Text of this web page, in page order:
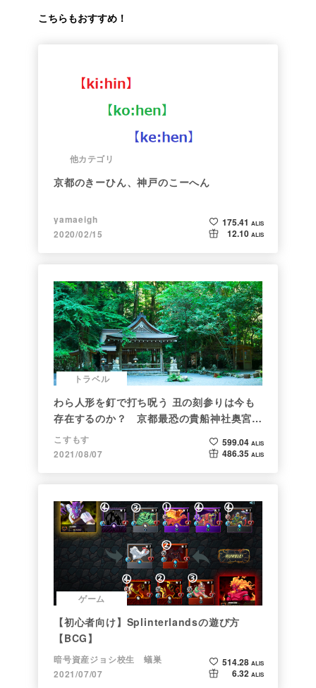
こちらもおすすめ！
他カテゴリ
京都のきーひん、神戸のこーへん
yamaeigh
2020/02/15
175.41 ALIS
12.10 ALIS
トラベル
わら人形を釘で打ち呪う 丑の刻参りは今も
存在するのか？ 京都最恐の貴船神社奥宮を
調べた
こすもす
2021/08/07
599.04 ALIS
486.35 ALIS
ゲーム
【初心者向け】Splinterlandsの遊び方
【BCG】
暗号資産ジョシ校生 蟻巣
2021/07/07
514.28 ALIS
6.32 ALIS